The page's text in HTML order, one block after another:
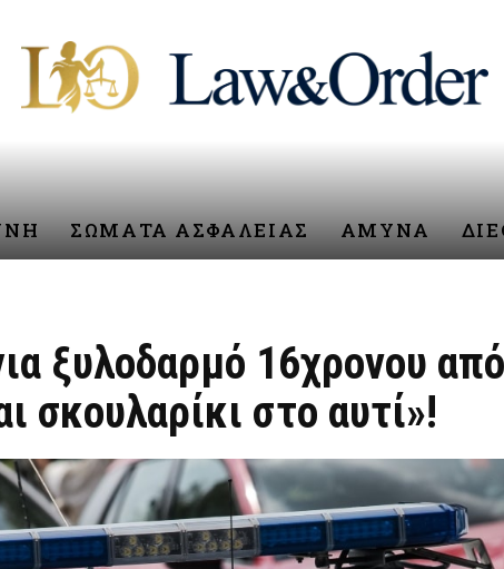
ΣΩΜΑΤΑ ΑΣΦΑΛΕΙΑΣ ΑΜΥΝΑ
ξυλοδαρμό 16χρονου
σκουλαρίκι στο αυτί»!